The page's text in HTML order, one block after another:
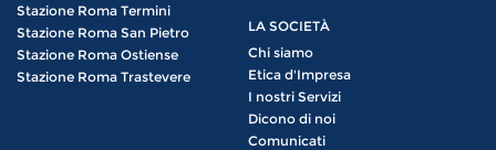
Stazione Roma Termini
Stazione Roma San Pietro
Stazione Roma Ostiense
Stazione Roma Trastevere
LA SOCIETÀ
Chi siamo
Etica d'Impresa
I nostri Servizi
Dicono di noi
Comunicati